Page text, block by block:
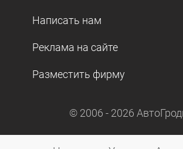
Написать нам
Реклама на сайте
Разместить фирму
© 2006 - 2026